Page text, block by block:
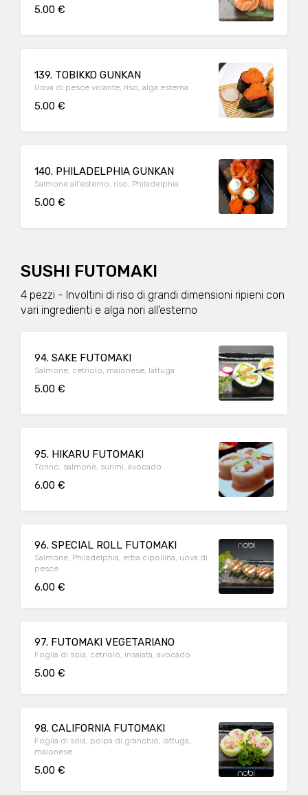
5.00 €
139. TOBIKKO GUNKAN
Uova di pesce volante, riso, alga esterna
5.00 €
140. PHILADELPHIA GUNKAN
Salmone all'esterno, riso, Philadelphia
5.00 €
SUSHI FUTOMAKI
4 pezzi - Involtini di riso di grandi dimensioni ripieni con
vari ingredienti e alga nori all'esterno
94. SAKE FUTOMAKI
Salmone, cetriolo, maionese, lattuga
5.00 €
95. HIKARU FUTOMAKI
Tonno, salmone, surimi, avocado
6.00 €
96. SPECIAL ROLL FUTOMAKI
Salmone, Philadelphia, erba cipollina, uova di
pesce
6.00 €
97. FUTOMAKI VEGETARIANO
Foglia di soia, cetriolo, insalata, avocado
5.00 €
98. CALIFORNIA FUTOMAKI
Foglia di soia, polpa di granchio, lattuga,
maionese
5.00 €